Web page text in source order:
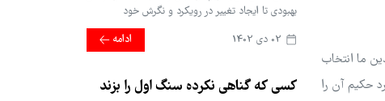
ما انتخاب
حکیم آن را
بهبودی تا ایجاد تغییر در رویکرد و نگرش خود
ادامه
کسی که گناهی نکرده سنگ اول را بزند